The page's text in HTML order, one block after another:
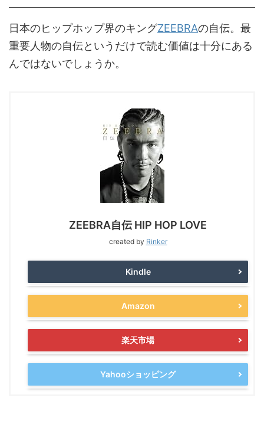
日本のヒップホップ界のキングZEEBRAの自伝。最
重要人物の自伝というだけで読む価値は十分にある
んではないでしょうか。
ZEEBRA自伝 HIP HOP LOVE
created by Rinker
Kindle
Amazon
楽天市場
Yahooショッピング